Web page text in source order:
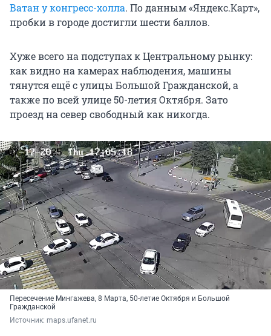
Ватан у конгресс-холла. По данным «Яндекс.Карт»,
пробки в городе достигли шести баллов.
Хуже всего на подступах к Центральному рынку:
как видно на камерах наблюдения, машины
тянутся ещё с улицы Большой Гражданской, а
также по всей улице 50-летия Октября. Зато
проезд на север свободный как никогда.
Пересечение Мингажева, 8 Марта, 50-летие Октября и Большой
Гражданской
Источник: maps.ufanet.ru